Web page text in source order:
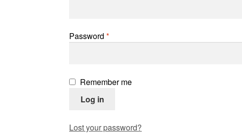
Password*Required
Remember me
Log in
Lost your password?